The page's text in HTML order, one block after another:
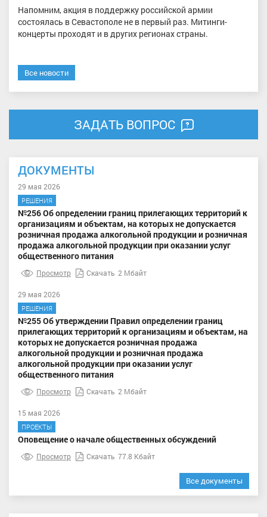
Напомним, акция в поддержку российской армии
состоялась в Севастополе не в первый раз. Митинги-
концерты проходят и в других регионах страны.
Все новости
ЗАДАТЬ ВОПРОС
ДОКУМЕНТЫ
29 мая 2026
РЕШЕНИЯ
№256 Об определении границ прилегающих территорий к
организациям и объектам, на которых не допускается
розничная продажа алкогольной продукции и розничная
продажа алкогольной продукции при оказании услуг
общественного питания
Просмотр Скачать 2 Мбайт
29 мая 2026
РЕШЕНИЯ
№255 Об утверждении Правил определении границ
прилегающих территорий к организациям и объектам, на
которых не допускается розничная продажа
алкогольной продукции и розничная продажа
алкогольной продукции при оказании услуг
общественного питания
Просмотр Скачать 2 Мбайт
15 мая 2026
ПРОЕКТЫ
Оповещение о начале общественных обсуждений
Просмотр Скачать 77.8 Кбайт
Все документы